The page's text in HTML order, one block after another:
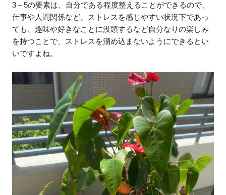
3～5の要素は、自分である程度整えることができるので、
仕事や人間関係など、ストレスを感じやすい状況下であっ
ても、趣味や好きなことに没頭するなど自分なりの楽しみ
を持つことで、ストレスを溜め込まないようにできるとい
いですよね。